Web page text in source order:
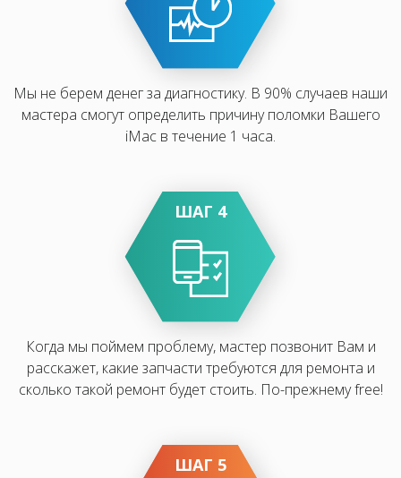
Мы не берем денег за диагностику. В 90% случаев наши
мастера смогут определить причину поломки Вашего
iMac в течение 1 часа.
ШАГ 4
Когда мы поймем проблему, мастер позвонит Вам и
расскажет, какие запчасти требуются для ремонта и
сколько такой ремонт будет стоить. По-прежнему free!
ШАГ 5